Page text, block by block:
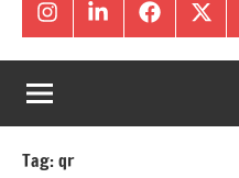
InstagramLinkedinFacebook
X
Tag:qr